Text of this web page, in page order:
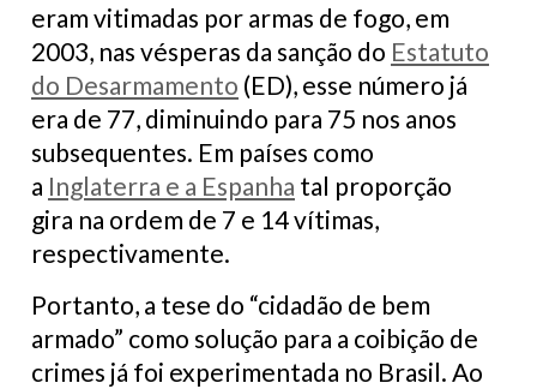
eram vitimadas por armas de fogo, em
2003, nas vésperas da sanção do Estatuto
do Desarmamento (ED), esse número já
era de 77, diminuindo para 75 nos anos
subsequentes. Em países como
a Inglaterra e a Espanha tal proporção
gira na ordem de 7 e 14 vítimas,
respectivamente.
Portanto, a tese do “cidadão de bem
armado” como solução para a coibição de
crimes já foi experimentada no Brasil. Ao